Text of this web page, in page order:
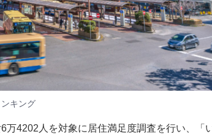
キング
万4202人を対象に居住満足度調査を行い、「